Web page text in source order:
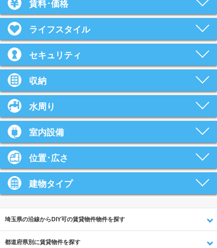
賃料･価格
ライフスタイル
セキュリティ
収納
水周り
室内設備
位置･広さ
建物タイプ
埼玉県の沿線からDIY可の賃貸物件物件を探す
都道府県別に賃貸物件を探す